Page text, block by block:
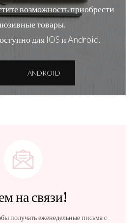
возможность приобрести
товары.
для IOS и Android.
ANDROID
на связи!
получать еженедельные письма с